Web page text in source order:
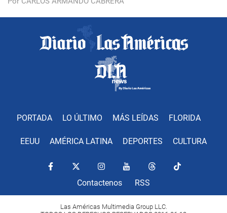
PORTADA LO ÚLTIMO MÁS LEÍDAS FLORIDA
EEUU AMÉRICA LATINA DEPORTES CULTURA
Contactenos RSS
Las Américas Multimedia Group LLC.